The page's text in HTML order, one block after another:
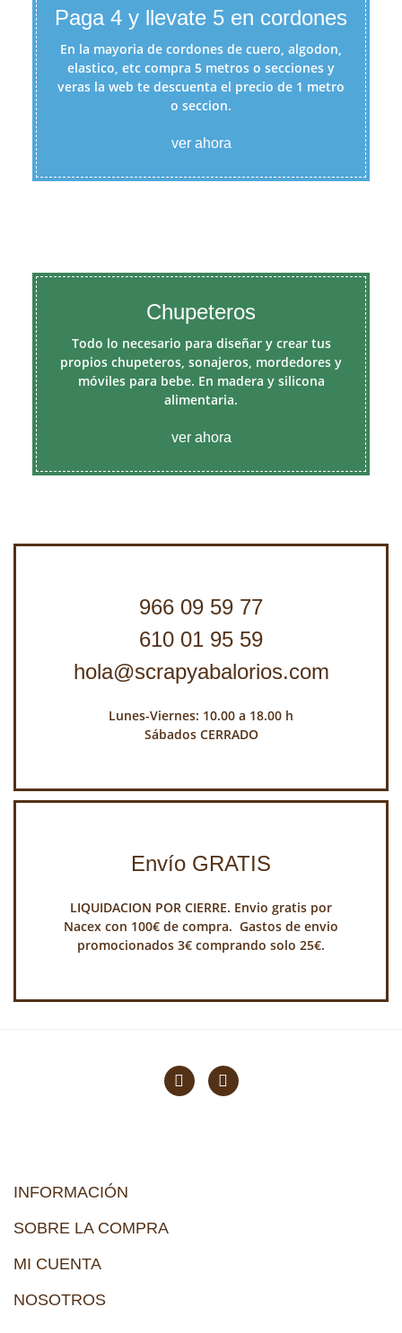
Paga 4 y llevate 5 en cordones
En la mayoria de cordones de cuero, algodon,
elastico, etc compra 5 metros o secciones y
veras la web te descuenta el precio de 1 metro
o seccion.
ver ahora
Chupeteros
Todo lo necesario para diseñar y crear tus
propios chupeteros, sonajeros, mordedores y
móviles para bebe. En madera y silicona
alimentaria.
ver ahora
966 09 59 77
610 01 95 59
hola@scrapyabalorios.com
Lunes-Viernes: 10.00 a 18.00 h
Sábados CERRADO
Envío GRATIS
LIQUIDACION POR CIERRE. Envio gratis por
Nacex con 100€ de compra. Gastos de envio
promocionados 3€ comprando solo 25€.
INFORMACIÓN
SOBRE LA COMPRA
MI CUENTA
NOSOTROS